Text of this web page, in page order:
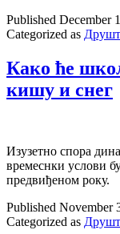
Published December
Categorized as
Како ће
кишу и снег
Изузетно спора
времеснки услови
предвиђеном року.
Published November
Categorized as